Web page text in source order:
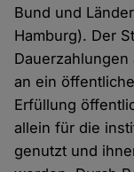
Bund und
Hamburg). Der
an ein
Erfüllung
allein für die
genutzt und